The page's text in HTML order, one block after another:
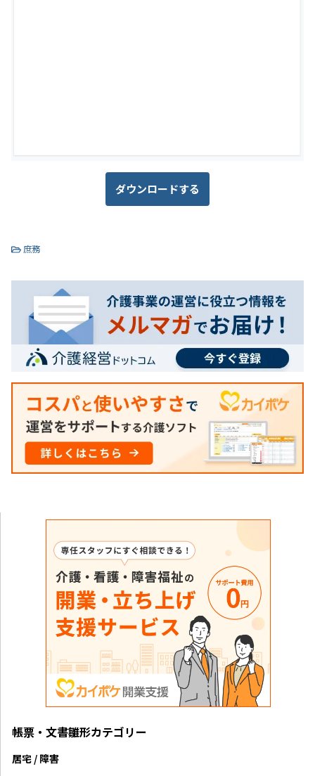
ダウンロードする
庶務
帳票・文書雛形カテゴリー
居宅 / 障害